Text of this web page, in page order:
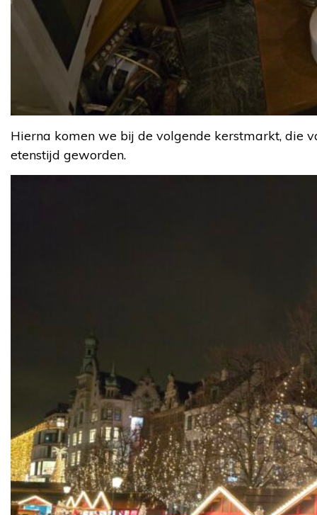
Hierna komen we bij de volgende kerstmarkt, die
etenstijd geworden.